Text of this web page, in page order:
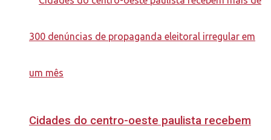
Cidades do centro-oeste paulista recebem